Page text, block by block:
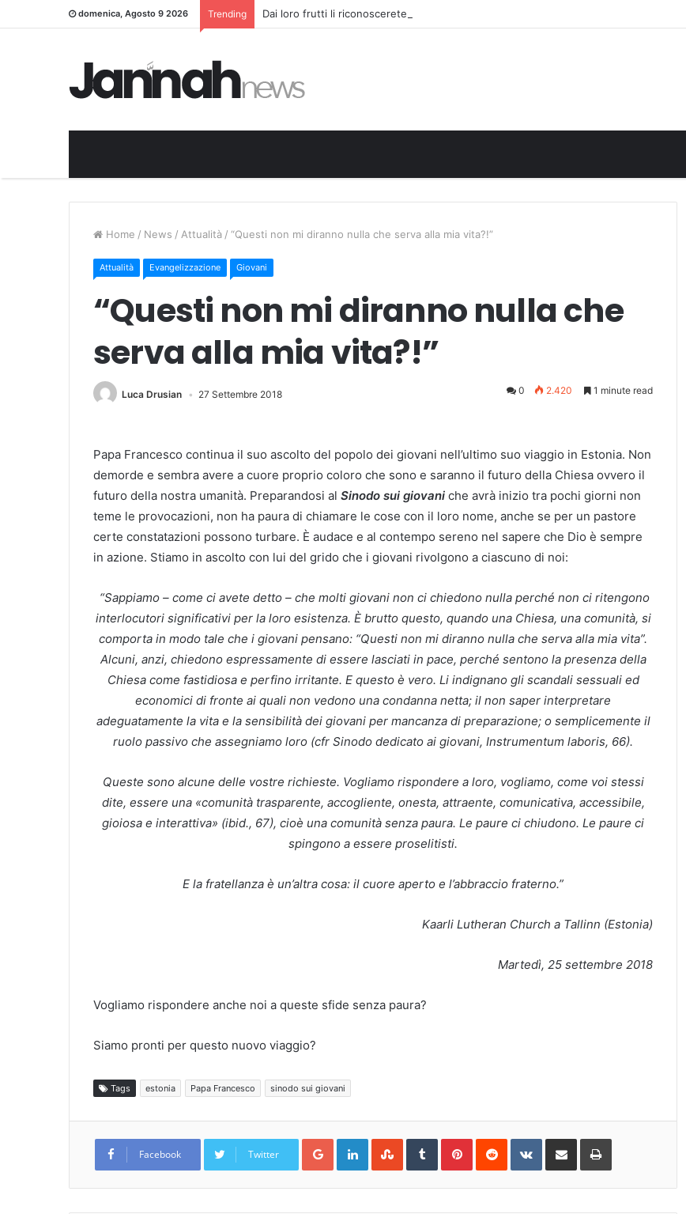
domenica, Agosto 9 2026 Trending Dai loro frutti li riconoscerete
Home / News / Attualità / “Questi non mi diranno nulla che serva alla mia vita?!”
Attualità Evangelizzazione Giovani
“Questi non mi diranno nulla che
serva alla mia vita?!”
Luca Drusian 27 Settembre 2018 0 2.420 1 minute read
Papa Francesco continua il suo ascolto del popolo dei giovani nell’ultimo suo viaggio in Estonia. Non
demorde e sembra avere a cuore proprio coloro che sono e saranno il futuro della Chiesa ovvero il
futuro della nostra umanità. Preparandosi al Sinodo sui giovani che avrà inizio tra pochi giorni non
teme le provocazioni, non ha paura di chiamare le cose con il loro nome, anche se per un pastore
certe constatazioni possono turbare. È audace e al contempo sereno nel sapere che Dio è sempre
in azione. Stiamo in ascolto con lui del grido che i giovani rivolgono a ciascuno di noi:
“Sappiamo – come ci avete detto – che molti giovani non ci chiedono nulla perché non ci ritengono
interlocutori significativi per la loro esistenza. È brutto questo, quando una Chiesa, una comunità, si
comporta in modo tale che i giovani pensano: “Questi non mi diranno nulla che serva alla mia vita”.
Alcuni, anzi, chiedono espressamente di essere lasciati in pace, perché sentono la presenza della
Chiesa come fastidiosa e perfino irritante. E questo è vero. Li indignano gli scandali sessuali ed
economici di fronte ai quali non vedono una condanna netta; il non saper interpretare
adeguatamente la vita e la sensibilità dei giovani per mancanza di preparazione; o semplicemente il
ruolo passivo che assegniamo loro (cfr Sinodo dedicato ai giovani, Instrumentum laboris, 66).
Queste sono alcune delle vostre richieste. Vogliamo rispondere a loro, vogliamo, come voi stessi
dite, essere una «comunità trasparente, accogliente, onesta, attraente, comunicativa, accessibile,
gioiosa e interattiva» (ibid., 67), cioè una comunità senza paura. Le paure ci chiudono. Le paure ci
spingono a essere proselitisti.
E la fratellanza è un’altra cosa: il cuore aperto e l’abbraccio fraterno.”
Kaarli Lutheran Church a Tallinn (Estonia)
Martedì, 25 settembre 2018
Vogliamo rispondere anche noi a queste sfide senza paura?
Siamo pronti per questo nuovo viaggio?
Tags estonia Papa Francesco sinodo sui giovani
Facebook Twitter
Google+LinkedInStumbleUpon
TumblrPinterestReddit VKontakteShare
Email
Print